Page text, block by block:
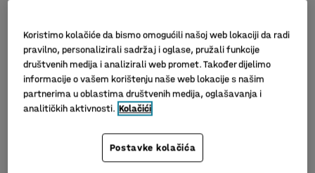
Koristimo kolačiće da bismo omogućili našoj web lokaciji da radi
pravilno, personalizirali sadržaj i oglase, pružali funkcije
društvenih medija i analizirali web promet. Također dijelimo
informacije o vašem korištenju naše web lokacije s našim
partnerima u oblastima društvenih medija, oglašavanja i
analitičkih aktivnosti. Kolačići
Postavke kolačića